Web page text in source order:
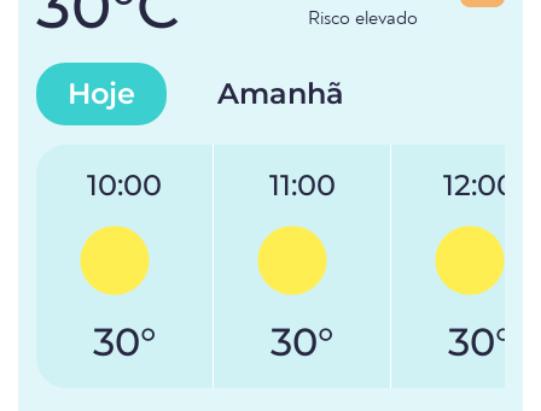
Risco elevado
Hoje Amanhã
10:00
30°
11:00
30°
12:00
30°